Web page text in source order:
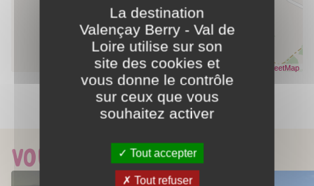
Sentier de randonnée
ACCESSIBILITÉ
Leaflet| Données ©OpenStreetMap- Rendu OpenStreetMap
Partager ce contenu
Vous aimerez aussi...
La destination
Valençay Berry - Val de
Loire utilise sur son
site des cookies et
vous donne le contrôle
sur ceux que vous
souhaitez activer
Tout accepter
Tout refuser